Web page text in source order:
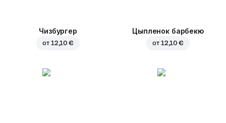
Чизбургер
от 12,10 €
Цыпленок барбекю
от 12,10 €